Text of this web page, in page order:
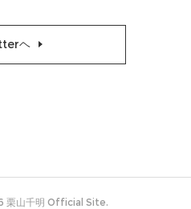
ヘ
栗山千明 Official Site.